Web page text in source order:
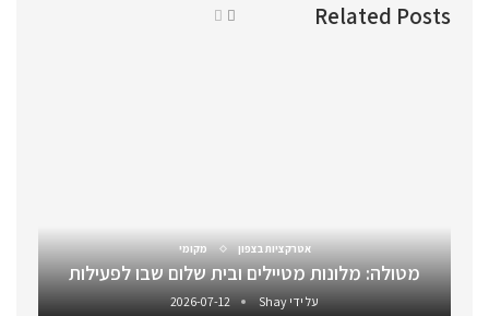
Related Posts
אטרקציות בצפון מקומי
מטולה: מלונות מטיילים ובית שלום שבו לפעילות
על ידי Shay
2026-07-12